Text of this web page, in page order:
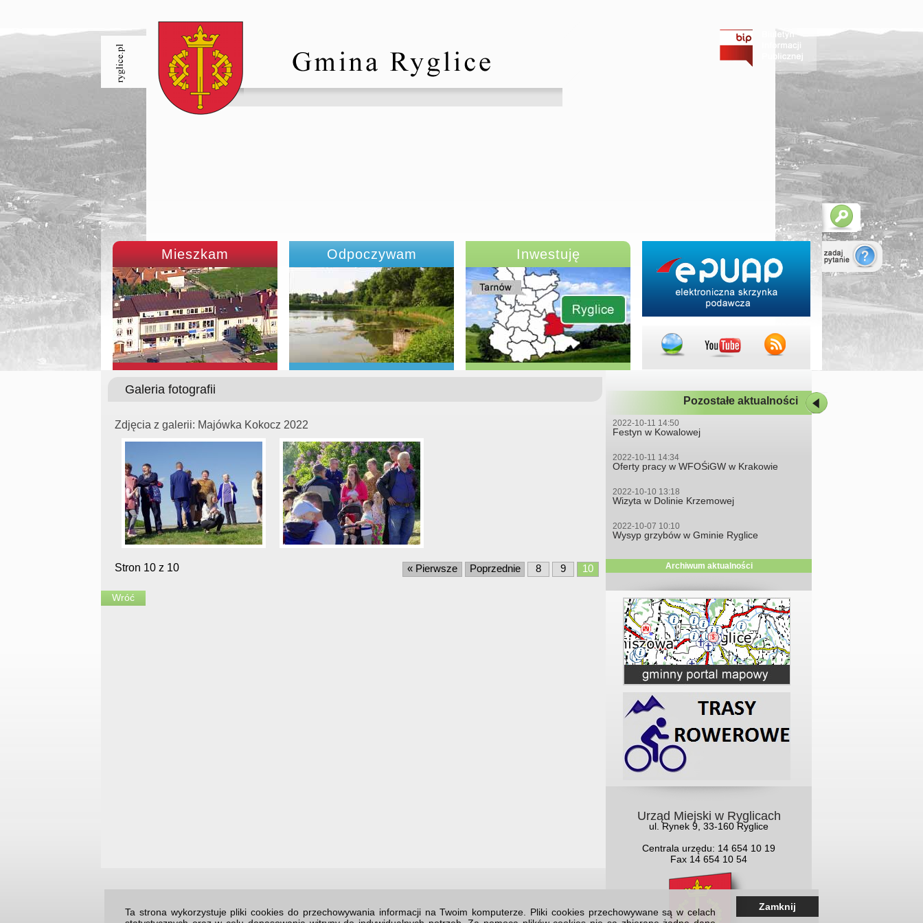
Mieszkam Odpoczywam Inwestuję
Galeria fotografii
Zdjęcia z galerii: Majówka Kokocz 2022
Stron 10 z 10 « Pierwsze Poprzednie 8 9 10
Wróć
Pozostałe aktualności
2022-10-11 14:50
Festyn w Kowalowej
2022-10-11 14:34
Oferty pracy w WFOŚiGW w Krakowie
2022-10-10 13:18
Wizyta w Dolinie Krzemowej
2022-10-07 10:10
Wysyp grzybów w Gminie Ryglice
Archiwum aktualności
Urząd Miejski w Ryglicach
ul. Rynek 9, 33-160 Ryglice
Centrala urzędu: 14 654 10 19
Fax 14 654 10 54
Ta strona wykorzystuje pliki cookies do przechowywania informacji na Twoim komputerze. Pliki cookies przechowywane są w celach
Zamknij